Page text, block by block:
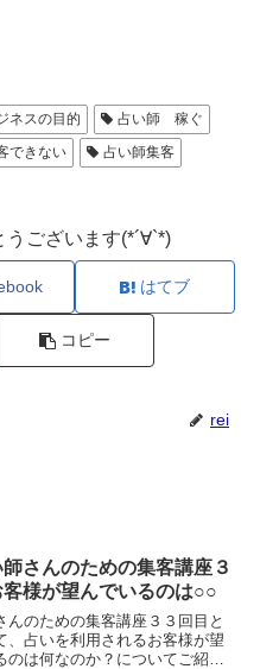
スの目的
占い師 稼ぐ
できない
占い師集客
ございます(*´∀`*)
はてブ
コピー
rei
師さんのための集客講座３
客様が望んでいるのは○○
んのための集客講座３３回目と
、占いを利用されるお客様が望
のは何なのか？についてご紹介